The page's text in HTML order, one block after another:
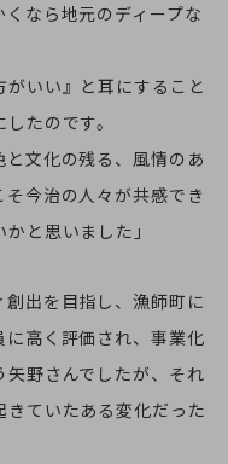
なら地元のディープな
いい』と耳にすること
たのです。
文化の残る、風情のあ
今治の人々が共感でき
と思いました」
出を目指し、漁師町に
高く評価され、事業化
野さんでしたが、それ
ていたある変化だった